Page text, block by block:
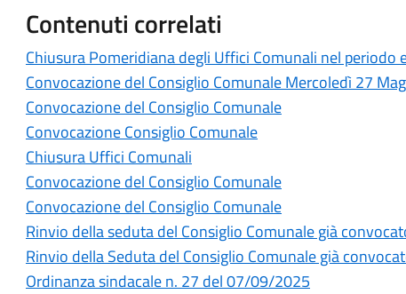
Contenuti correlati
Chiusura Pomeridiana degli Uffici Comunali nel periodo
Convocazione del Consiglio Comunale Mercoledì 27
Convocazione del Consiglio Comunale
Convocazione Consiglio Comunale
Chiusura Uffici Comunali
Convocazione del Consiglio Comunale
Convocazione del Consiglio Comunale
Rinvio della seduta del Consiglio Comunale già
Rinvio della Seduta del Consiglio Comunale già
Ordinanza sindacale n. 27 del 07/09/2025